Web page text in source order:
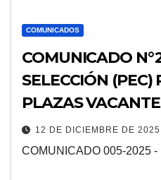
COMUNICADOS
COMUNICADO
SELECCIÓN
PLAZAS
12 DE DICIEMBRE DE 2025
COMUNICADO 005-2025